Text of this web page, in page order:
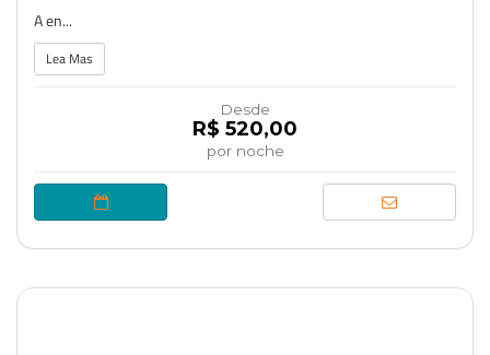
A en...
Lea Mas
Desde
R$ 520,00
por noche